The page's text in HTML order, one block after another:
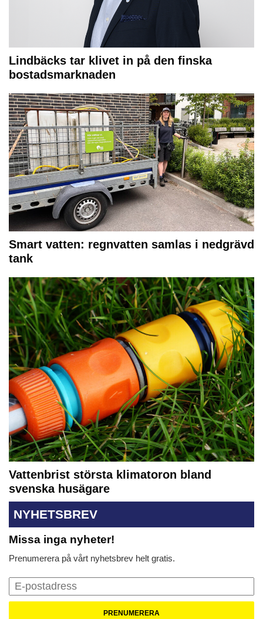
Lindbäcks tar klivet in på den finska
bostadsmarknaden
Smart vatten: regnvatten samlas i nedgrävd
tank
Vattenbrist största klimatoron bland
svenska husägare
NYHETSBREV
Missa inga nyheter!
Prenumerera på vårt nyhetsbrev helt gratis.